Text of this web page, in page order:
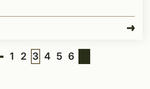
1 2 3 4 5 6